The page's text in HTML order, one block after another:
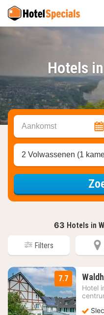
Hotels
Aankomst
2 Volwassenen (1
63 Hotels in
Filters
7.7
Hotel